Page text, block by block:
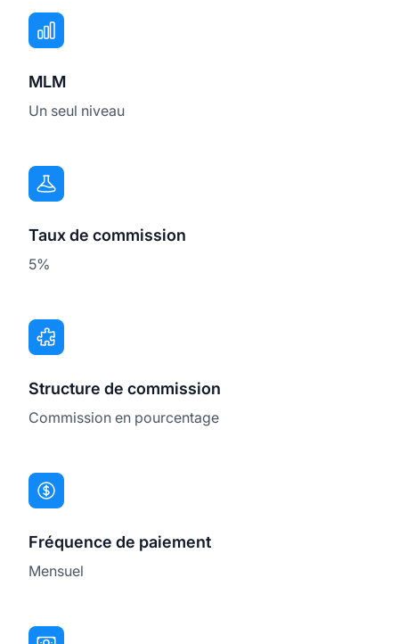
MLM
Un seul niveau
Taux de commission
5%
Structure de commission
Commission en pourcentage
Fréquence de paiement
Mensuel